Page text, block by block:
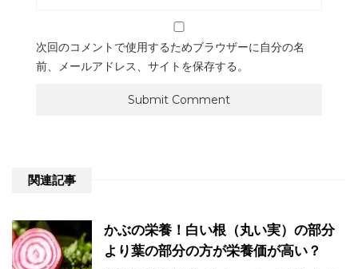
次回のコメントで使用するためブラウザーに自分の名
前、メールアドレス、サイトを保存する。
関連記事
かぶの栄養！白い根（丸い実）の部分
より葉の部分の方が栄養価が高い？